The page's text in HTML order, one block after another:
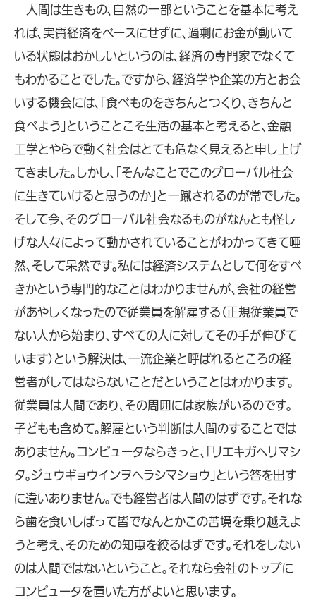
人間は生きもの、自然の一部ということを基本に考え
れば、実質経済をベースにせずに、過剰にお金が動いて
いる状態はおかしいというのは、経済の専門家でなくて
もわかることでした。ですから、経済学や企業の方とお会
いする機会には、「食べものをきちんとつくり、きちんと
食べよう」ということこそ生活の基本と考えると、金融
工学とやらで動く社会はとても危なく見えると申し上げ
てきました。しかし、「そんなことでこのグローバル社会
に生きていけると思うのか」と一蹴されるのが常でした。
そして今、そのグローバル社会なるものがなんとも怪し
げな人々によって動かされていることがわかってきて唖
然、そして呆然です。私には経済システムとして何をすべ
きかという専門的なことはわかりませんが、会社の経営
があやしくなったので従業員を解雇する（正規従業員で
ない人から始まり、すべての人に対してその手が伸びて
います）という解決は、一流企業と呼ばれるところの経
営者がしてはならないことだということはわかります。
従業員は人間であり、その周囲には家族がいるのです。
子どもも含めて。解雇という判断は人間のすることでは
ありません。コンピュータならきっと、「リエキガヘリマシ
タ。ジュウギョウインヲヘラシマショウ」という答を出す
に違いありません。でも経営者は人間のはずです。それな
ら歯を食いしばって皆でなんとかこの苦境を乗り越えよ
うと考え、そのための知恵を絞るはずです。それをしない
のは人間ではないということ。それなら会社のトップに
コンピュータを置いた方がよいと思います。